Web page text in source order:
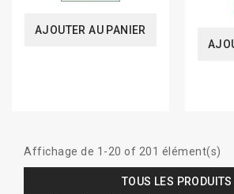
AJOUTER AU PANIER
Affichage de 1-20 of 201 élément(s)
TOUS LES PRODUITS